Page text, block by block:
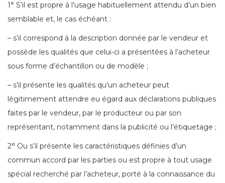
1° S’il est propre à l’usage habituellement attendu d’un bien
semblable et, le cas échéant :
– s’il correspond à la description donnée par le vendeur et
possède les qualités que celui-ci a présentées à l’acheteur
sous forme d’échantillon ou de modèle ;
– s’il présente les qualités qu’un acheteur peut
légitimement attendre eu égard aux déclarations publiques
faites par le vendeur, par le producteur ou par son
représentant, notamment dans la publicité ou l’étiquetage ;
2° Ou s’il présente les caractéristiques définies d’un
commun accord par les parties ou est propre à tout usage
spécial recherché par l’acheteur, porté à la connaissance du